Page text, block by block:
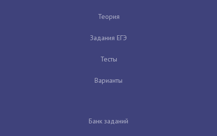
Теория
Задания ЕГЭ
Тесты
Варианты
Банк заданий